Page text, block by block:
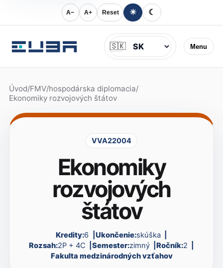
A− A+ Reset ☀ ☾
Menu
Jazyk
🇸🇰
Úvod/FMV/hospodárska diplomacia/
Ekonomiky rozvojových štátov
VVA22004
Ekonomiky
rozvojových
štátov
Kredity:6 Ukončenie:skúška
Rozsah:2P + 4C Semester:zimný Ročník:2
Fakulta medzinárodných vzťahov